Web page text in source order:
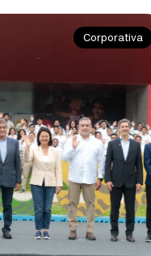
Corporativa